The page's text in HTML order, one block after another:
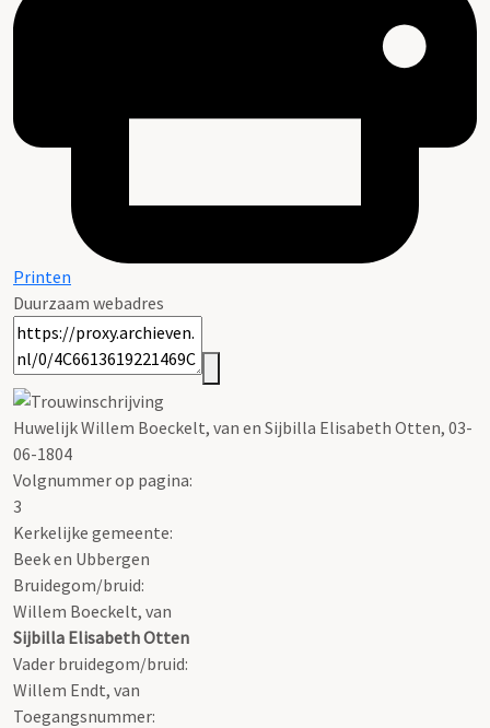
Printen
Duurzaam webadres
Huwelijk Willem Boeckelt, van en Sijbilla Elisabeth Otten, 03-
06-1804
Volgnummer op pagina:
3
Kerkelijke gemeente:
Beek en Ubbergen
Bruidegom/bruid:
Willem Boeckelt, van
Sijbilla Elisabeth Otten
Vader bruidegom/bruid:
Willem Endt, van
Toegangsnummer: